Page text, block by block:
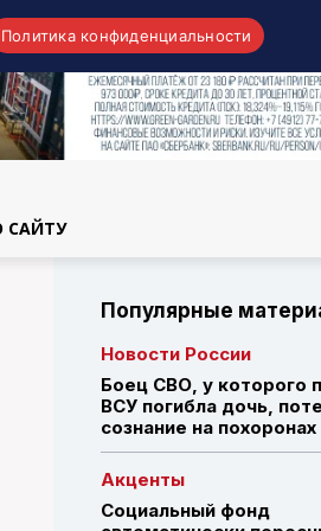
САЙТУ
Популярные
Новости России
Боец СВО, у которого
ВСУ погибла дочь,
сознание на похоронах
Акценты
Социальный фонд
Политика конфиденциальности